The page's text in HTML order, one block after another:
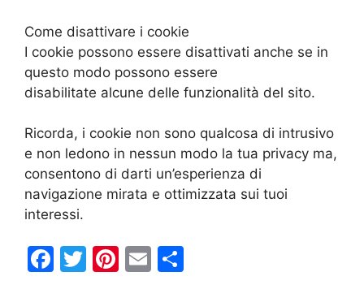
Come disattivare i cookie
I cookie possono essere disattivati anche se in
questo modo possono essere
disabilitate alcune delle funzionalità del sito.
Ricorda, i cookie non sono qualcosa di intrusivo
e non ledono in nessun modo la tua privacy ma,
consentono di darti un’esperienza di
navigazione mirata e ottimizzata sui tuoi
interessi.
F
T
Pi E